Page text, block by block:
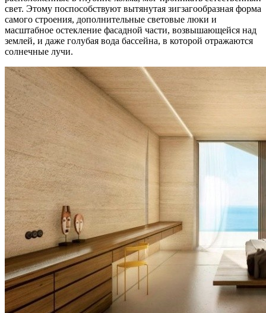
свет. Этому поспособствуют вытянутая зигзагообразная форма
самого строения, дополнительные световые люки и
масштабное остекление фасадной части, возвышающейся над
землей, и даже голубая вода бассейна, в которой отражаются
солнечные лучи.